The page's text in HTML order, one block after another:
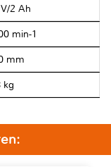
2 Ah
min-1
mm
kg